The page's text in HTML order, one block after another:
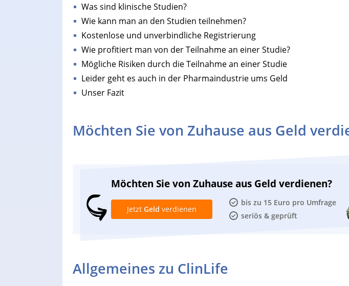
Was sind klinische Studien?
Wie kann man an den Studien teilnehmen?
Kostenlose und unverbindliche Registrierung
Wie profitiert man von der Teilnahme an einer Studie?
Mögliche Risiken durch die Teilnahme an einer Studie
Leider geht es auch in der Pharmaindustrie ums Geld
Unser Fazit
Möchten Sie von Zuhause aus Geld
Möchten Sie von Zuhause aus Geld verdienen?
bis zu 15 Euro pro Umfrage
seriös & geprüft
Jetzt Geld verdienen
Allgemeines zu ClinLife
Heimarbeit ohne